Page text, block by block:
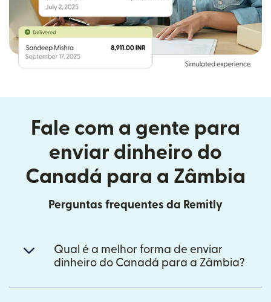
Fale com a gente para
enviar dinheiro do
Canadá para a Zâmbia
Perguntas frequentes da Remitly
Qual é a melhor forma de enviar
dinheiro do Canadá para a Zâmbia?